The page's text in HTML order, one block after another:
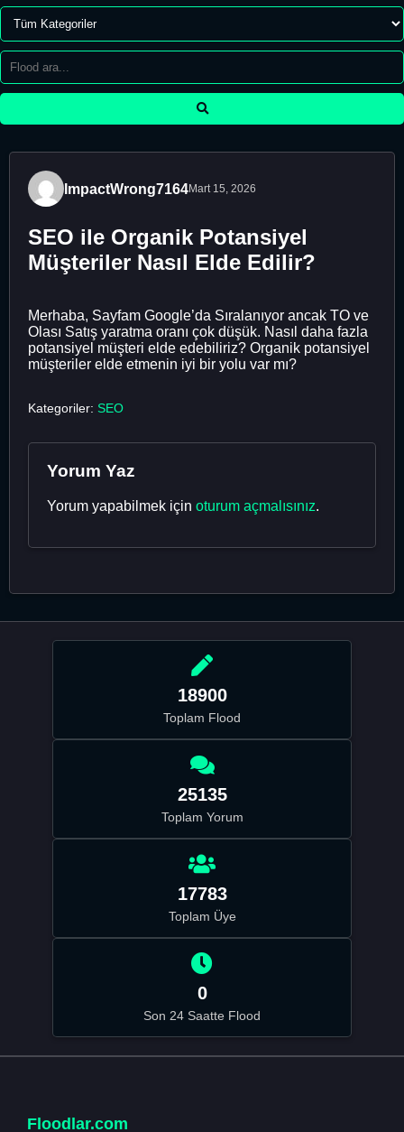
ImpactWrong7164Mart 15, 2026
SEO ile Organik Potansiyel
Müşteriler Nasıl Elde Edilir?
Merhaba, Sayfam Google’da Sıralanıyor ancak TO ve
Olası Satış yaratma oranı çok düşük. Nasıl daha fazla
potansiyel müşteri elde edebiliriz? Organik potansiyel
müşteriler elde etmenin iyi bir yolu var mı?
Kategoriler: SEO
Yorum Yaz
Yorum yapabilmek için oturum açmalısınız.
18900
Toplam Flood
25135
Toplam Yorum
17783
Toplam Üye
0
Son 24 Saatte Flood
Floodlar.com